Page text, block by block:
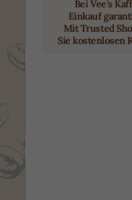
Bei Vee's
Einkauf
Mit Trusted
Sie kostenlosen